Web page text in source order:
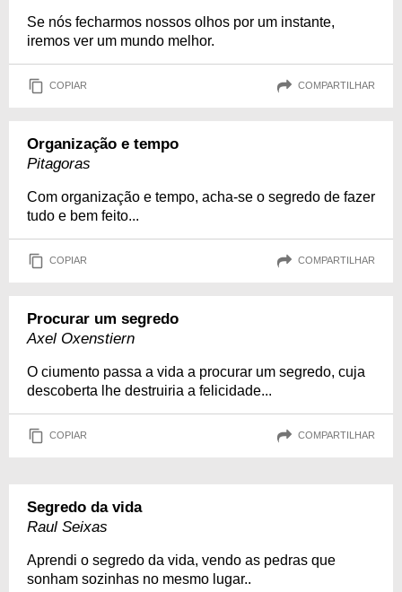
Se nós fecharmos nossos olhos por um instante,
iremos ver um mundo melhor.
COPIAR COMPARTILHAR
Organização e tempo
Pitagoras
Com organização e tempo, acha-se o segredo de fazer
tudo e bem feito...
COPIAR COMPARTILHAR
Procurar um segredo
Axel Oxenstiern
O ciumento passa a vida a procurar um segredo, cuja
descoberta lhe destruiria a felicidade...
COPIAR COMPARTILHAR
Segredo da vida
Raul Seixas
Aprendi o segredo da vida, vendo as pedras que
sonham sozinhas no mesmo lugar..